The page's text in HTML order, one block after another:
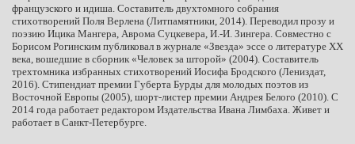
французского и идиша. Составитель двухтомного собрания
стихотворений Поля Верлена (Литпамятники, 2014). Переводил прозу и
поэзию Ицика Мангера, Аврома Суцкевера, И.-И. Зингера. Совместно с
Борисом Рогинским публиковал в журнале «Звезда» эссе о литературе XX
века, вошедшие в сборник «Человек за шторой» (2004). Составитель
трехтомника избранных стихотворений Иосифа Бродского (Лениздат,
2016). Стипендиат премии Губерта Бурды для молодых поэтов из
Восточной Европы (2005), шорт-листер премии Андрея Белого (2010). С
2014 года работает редактором Издательства Ивана Лимбаха. Живет и
работает в Санкт-Петербурге.